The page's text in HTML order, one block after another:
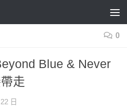
0
Blue & Never
走
日